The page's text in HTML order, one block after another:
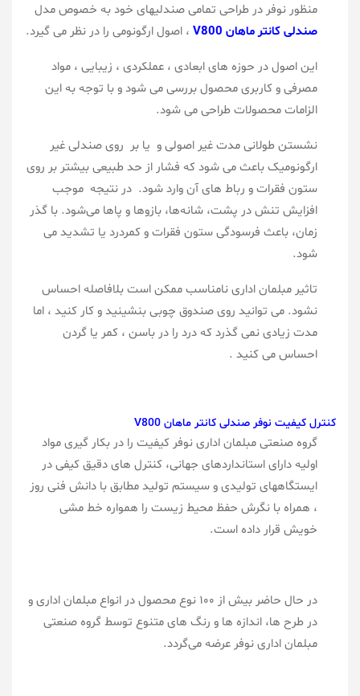
منظور نوفر در طراحی تمامی صندلیهای خود به خصوص مدل
صندلی کانتر ماهان V800
، اصول ارگونومی را در نظر می گیرد.
این اصول در حوزه های ابعادی ، عملکردی ، زیبایی ، مواد
مصرفی و کاربری محصول بررسی می شود و با توجه به این
الزامات محصولات طراحی می شود.
نشستن طولانی مدت غیر اصولی و یا بر روی صندلی غیر
ارگونومیک باعث می شود که فشار از حد طبیعی بیشتر بر روی
ستون فقرات و رباط های آن وارد شود. در نتیجه موجب
افزایش تنش در پشت، شانه‌ها، بازوها و پاها می‌شود. با گذر
زمان، باعث فرسودگی ستون فقرات و کمردرد یا تشدید می
شود.
تاثیر مبلمان اداری نامناسب ممکن است بلافاصله احساس
نشود. می توانید روی صندوق چوبی بنشینید و کار کنید ، اما
مدت زیادی نمی گذرد که درد را در باسن ، کمر یا گردن
احساس می کنید .
کنترل کیفیت نوفر صندلی کانتر ماهان V800
گروه صنعتی مبلمان اداری نوفر کیفیت را در بکار گیری مواد
اولیه دارای استانداردهای جهانی، کنترل های دقیق کیفی در
ایستگاههای تولیدی و سیستم تولید مطابق با دانش فنی روز
، همراه با نگرش حفظ محیط زیست را همواره خط مشی
خویش قرار داده است.
در حال حاضر بیش از ۱۰۰ نوع محصول در انواع مبلمان اداری و
در طرح ها، اندازه ها و رنگ های متنوع توسط گروه صنعتی
مبلمان اداری نوفر عرضه می‌گردد.